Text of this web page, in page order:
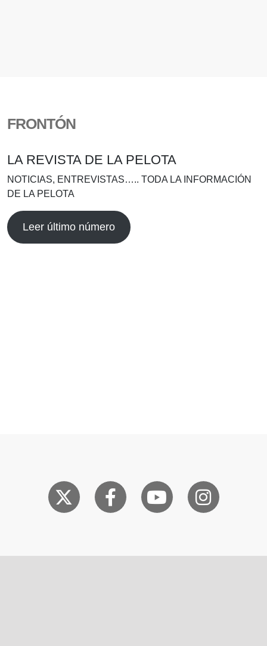
FRONTÓN
LA REVISTA DE LA PELOTA
NOTICIAS, ENTREVISTAS….. TODA LA INFORMACIÓN
DE LA PELOTA
Leer último número